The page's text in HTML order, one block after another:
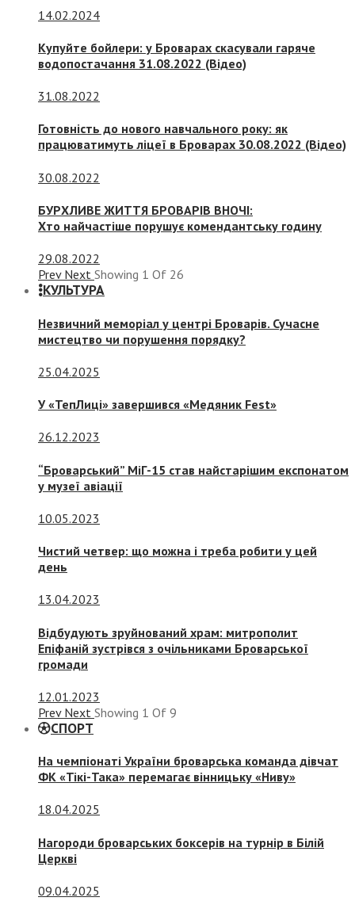
14.02.2024
Купуйте бойлери: у Броварах скасували гаряче
водопостачання 31.08.2022 (Відео)
31.08.2022
Готовність до нового навчального року: як
працюватимуть ліцеї в Броварах 30.08.2022 (Відео)
30.08.2022
БУРХЛИВЕ ЖИТТЯ БРОВАРІВ ВНОЧІ:
Хто найчастіше порушує комендантську годину
29.08.2022
Prev Next Showing 1 Of 26
КУЛЬТУРА
Незвичний меморіал у центрі Броварів. Сучасне
мистецтво чи порушення порядку?
25.04.2025
У «ТепЛиці» завершився «Медяник Fest»
26.12.2023
“Броварський” МіГ-15 став найстарішим експонатом
у музеї авіації
10.05.2023
Чистий четвер: що можна і треба робити у цей
день
13.04.2023
Відбудують зруйнований храм: митрополит
Епіфаній зустрівся з очільниками Броварської
громади
12.01.2023
Prev Next Showing 1 Of 9
СПОРТ
На чемпіонаті України броварська команда дівчат
ФК «Тікі-Така» перемагає вінницьку «Ниву»
18.04.2025
Нагороди броварських боксерів на турнір в Білій
Церкві
09.04.2025